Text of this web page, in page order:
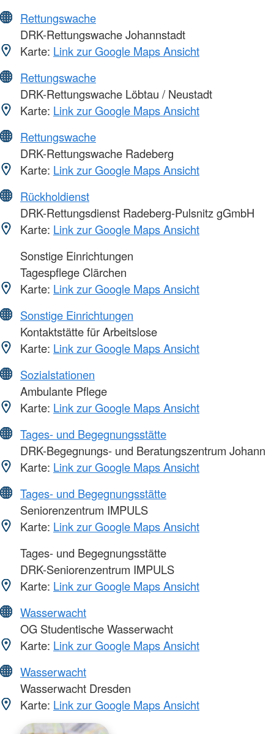
Rettungswache
DRK-Rettungswache Johannstadt
Karte: Link zur Google Maps Ansicht
Rettungswache
DRK-Rettungswache Löbtau / Neustadt
Karte: Link zur Google Maps Ansicht
Rettungswache
DRK-Rettungswache Radeberg
Karte: Link zur Google Maps Ansicht
Rückholdienst
DRK-Rettungsdienst Radeberg-Pulsnitz gGmbH
Karte: Link zur Google Maps Ansicht
Sonstige Einrichtungen
Tagespflege Clärchen
Karte: Link zur Google Maps Ansicht
Sonstige Einrichtungen
Kontaktstätte für Arbeitslose
Karte: Link zur Google Maps Ansicht
Sozialstationen
Ambulante Pflege
Karte: Link zur Google Maps Ansicht
Tages- und Begegnungsstätte
DRK-Begegnungs- und Beratungszentrum Johann
Karte: Link zur Google Maps Ansicht
Tages- und Begegnungsstätte
Seniorenzentrum IMPULS
Karte: Link zur Google Maps Ansicht
Tages- und Begegnungsstätte
DRK-Seniorenzentrum IMPULS
Karte: Link zur Google Maps Ansicht
Wasserwacht
OG Studentische Wasserwacht
Karte: Link zur Google Maps Ansicht
Wasserwacht
Wasserwacht Dresden
Karte: Link zur Google Maps Ansicht